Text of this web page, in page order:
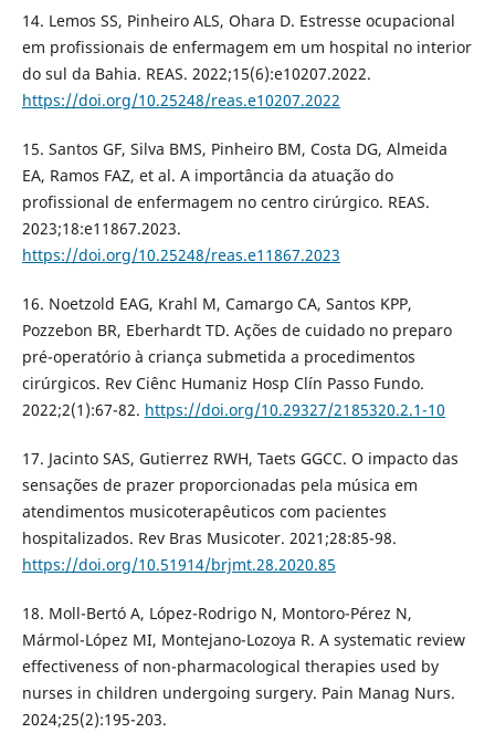
14. Lemos SS, Pinheiro ALS, Ohara D. Estresse ocupacional
em profissionais de enfermagem em um hospital no interior
do sul da Bahia. REAS. 2022;15(6):e10207.2022.
https://doi.org/10.25248/reas.e10207.2022
15. Santos GF, Silva BMS, Pinheiro BM, Costa DG, Almeida
EA, Ramos FAZ, et al. A importância da atuação do
profissional de enfermagem no centro cirúrgico. REAS.
2023;18:e11867.2023.
https://doi.org/10.25248/reas.e11867.2023
16. Noetzold EAG, Krahl M, Camargo CA, Santos KPP,
Pozzebon BR, Eberhardt TD. Ações de cuidado no preparo
pré-operatório à criança submetida a procedimentos
cirúrgicos. Rev Ciênc Humaniz Hosp Clín Passo Fundo.
2022;2(1):67-82. https://doi.org/10.29327/2185320.2.1-10
17. Jacinto SAS, Gutierrez RWH, Taets GGCC. O impacto das
sensações de prazer proporcionadas pela música em
atendimentos musicoterapêuticos com pacientes
hospitalizados. Rev Bras Musicoter. 2021;28:85-98.
https://doi.org/10.51914/brjmt.28.2020.85
18. Moll-Bertó A, López-Rodrigo N, Montoro-Pérez N,
Mármol-López MI, Montejano-Lozoya R. A systematic review
effectiveness of non-pharmacological therapies used by
nurses in children undergoing surgery. Pain Manag Nurs.
2024;25(2):195-203.